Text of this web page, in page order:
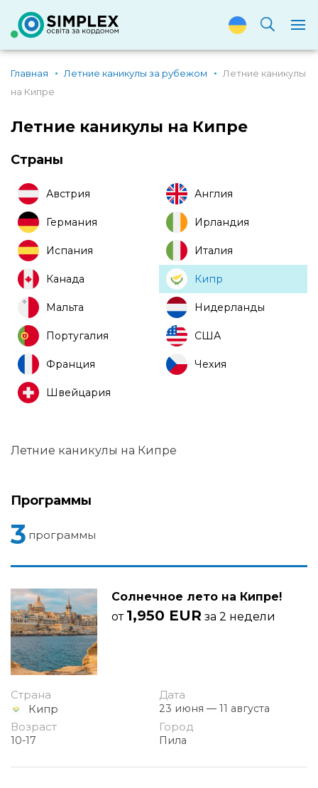
Главная Летние каникулы за рубежом
Летние каникулы
на Кипре
Летние каникулы на Кипре
Страны
Австрия Англия
Германия Ирландия
Испания Италия
Канада Кипр
Мальта Нидерланды
Португалия США
Франция Чехия
Швейцария
Летние каникулы на Кипре
Программы
3 программы
Солнечное лето на Кипре!
от 1,950 EUR за 2 недели
Страна
Кипр
Дата
23 июня — 11 августа
Возраст
10-17
Город
Пила